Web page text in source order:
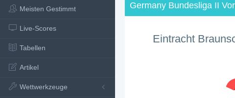
Meisten Gestimmt
Live-Scores
Tabellen
Artikel
Wettwerkzeuge
Germany Bundesliga II
Eintracht